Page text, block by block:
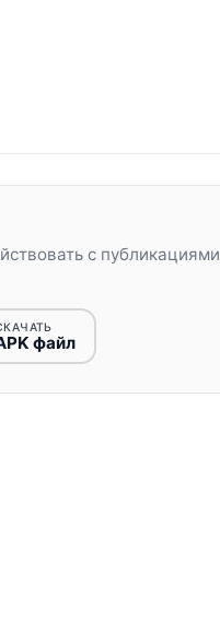
с публикациями
файл